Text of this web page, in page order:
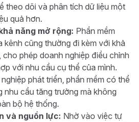
theo dõi và phân tích dữ liệu một
quả hơn.
năng mở rộng: Phần mềm
kênh cũng thường đi kèm với khả
phép doanh nghiệp điều chỉnh
với nhu cầu cụ thể của mình.
phát triển, phần mềm có thể
nhu cầu tăng trưởng mà không
bộ hệ thống.
và nguồn lực: Nhờ vào việc tự